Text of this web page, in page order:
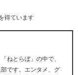
得ています
ねとらぼ」の中で、
です。エンタメ、グ